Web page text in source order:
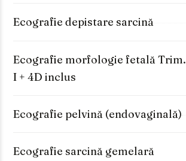
Ecografie depistare sarcină
Ecografie morfologie fetală Trim.
I + 4D inclus
Ecografie pelvină (endovaginală)
Ecografie sarcină gemelară